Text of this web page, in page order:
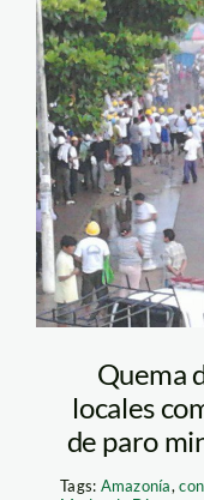
Quema
locales
de paro
Tags: Amazonía,